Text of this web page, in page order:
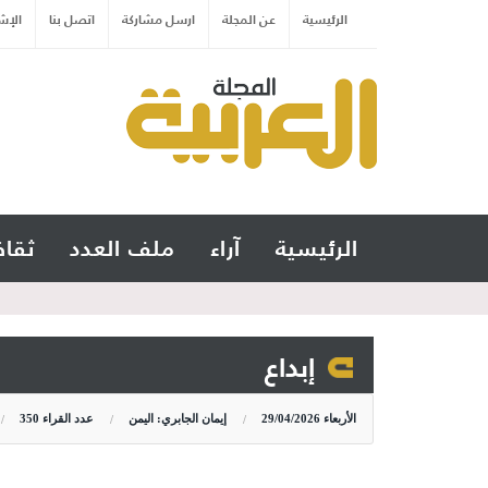
الرئيسية عن المجلة ارسل مشاركة اتصل بنا
الرئيسية آراء ملف العدد
إبداع
الأربعاء 29/04/2026 إيمان الجابري: اليمن عدد القراء 350